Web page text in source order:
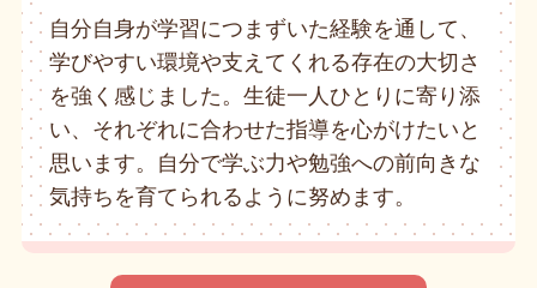
自分自身が学習につまずいた経験を通して、
学びやすい環境や支えてくれる存在の大切さ
を強く感じました。生徒一人ひとりに寄り添
い、それぞれに合わせた指導を心がけたいと
思います。自分で学ぶ力や勉強への前向きな
気持ちを育てられるように努めます。